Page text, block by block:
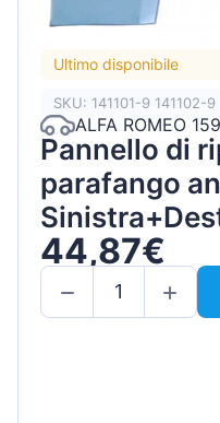
Ultimo disponibile
SKU: 141101-9 141102-9
ALFA ROMEO
Pannello di
parafango
44,87€